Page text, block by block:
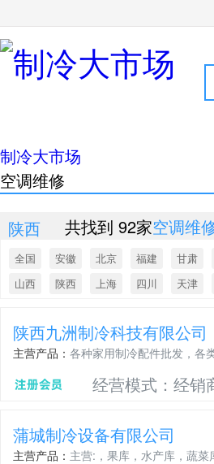
制冷大市场
空调维修
共找到 92家空调维
陕西
全国 安徽 北京 福建 甘肃
山西
陕西 上海 四川 天津
陕西九洲制冷科技有限公司
主营产品： 各种家用制冷配件批发，各
经营模式：经销
蒲城制冷设备有限公司
主营产品： 主营:，果库，水产库，蔬